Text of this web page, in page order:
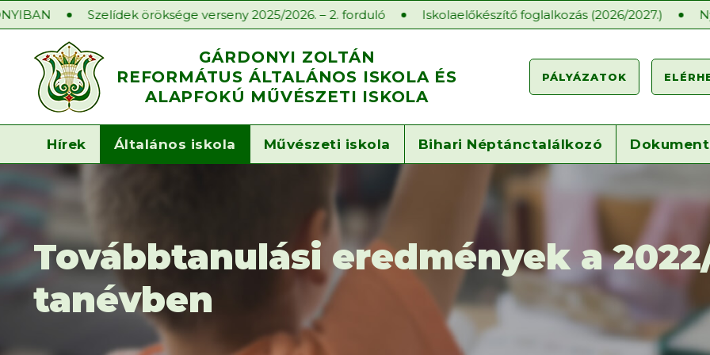
Szelídek öröksége verseny 2025/2026. – 2. forduló Iskolaelőkészítő foglalkozás (2026/2027.) Nyílt órák a
GÁRDONYI ZOLTÁN
REFORMÁTUS ÁLTALÁNOS ISKOLA ÉS
ALAPFOKÚ MŰVÉSZETI ISKOLA
PÁLYÁZATOK
Hírek Általános iskola Művészeti iskola Bihari Néptánctalálkozó
Továbbtanulási eredmények a
tanévben